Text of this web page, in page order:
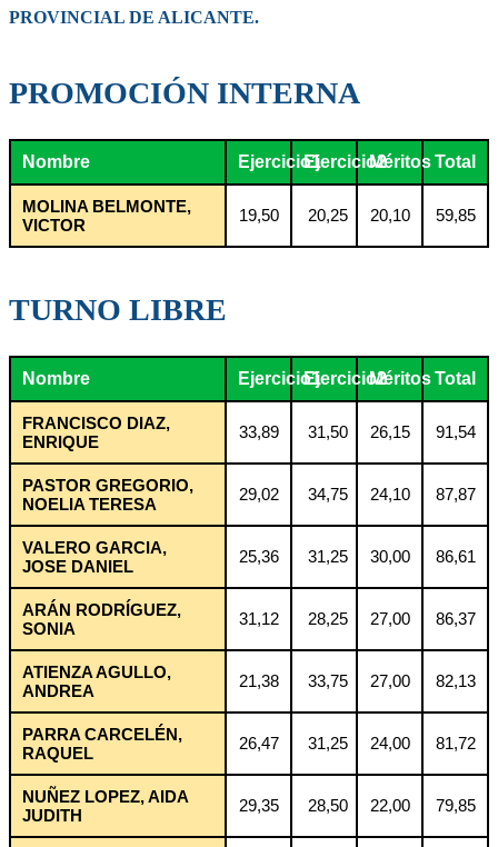
PROVINCIAL DE ALICANTE.
PROMOCIÓN INTERNA
Nombre Ejercicio1Ejercicio2MéritosTotal
MOLINA BELMONTE,
VICTOR
19,50 20,25 20,10 59,85
TURNO LIBRE
Nombre Ejercicio1Ejercicio2MéritosTotal
FRANCISCO DIAZ,
ENRIQUE
33,89 31,50 26,15 91,54
PASTOR GREGORIO,
NOELIA TERESA
29,02 34,75 24,10 87,87
VALERO GARCIA,
JOSE DANIEL
25,36 31,25 30,00 86,61
ARÁN RODRÍGUEZ,
SONIA
31,12 28,25 27,00 86,37
ATIENZA AGULLO,
ANDREA
21,38 33,75 27,00 82,13
PARRA CARCELÉN,
RAQUEL
26,47 31,25 24,00 81,72
NUÑEZ LOPEZ, AIDA
JUDITH
29,35 28,50 22,00 79,85